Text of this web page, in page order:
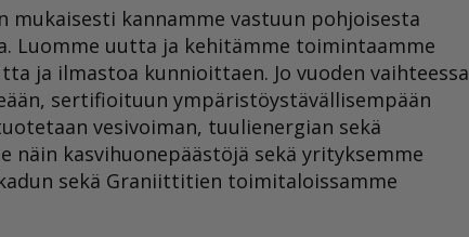
mukaisesti kannamme vastuun pohjoisesta
Luomme uutta ja kehitämme toimintaamme
ja ilmastoa kunnioittaen. Jo vuoden vaihteessa
sertifioituun ympäristöystävällisempään
vesivoiman, tuulienergian sekä
näin kasvihuonepäästöjä sekä yrityksemme
sekä Graniittitien toimitaloissamme